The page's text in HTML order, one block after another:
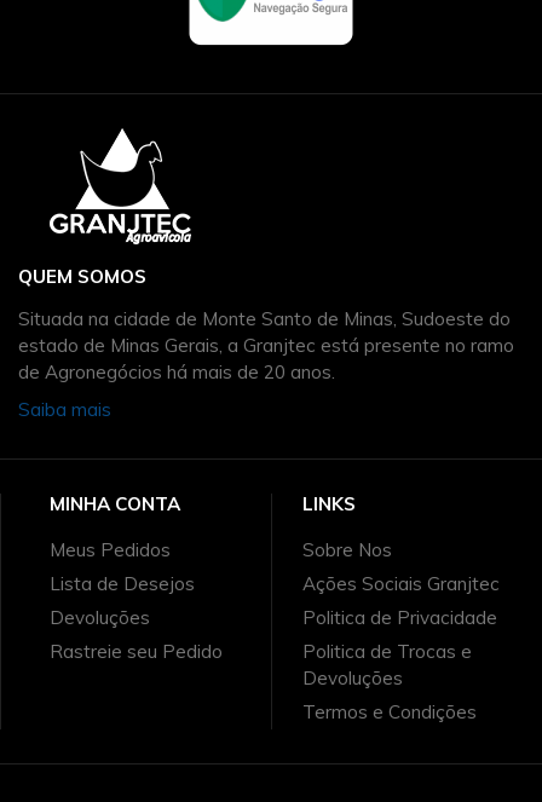
QUEM SOMOS
Situada na cidade de Monte Santo de Minas, Sudoeste do
estado de Minas Gerais, a Granjtec está presente no ramo
de Agronegócios há mais de 20 anos.
Saiba mais
MINHA CONTA
Meus Pedidos
Lista de Desejos
Devoluções
Rastreie seu Pedido
LINKS
Sobre Nos
Ações Sociais Granjtec
Politica de Privacidade
Politica de Trocas e
Devoluções
Termos e Condições